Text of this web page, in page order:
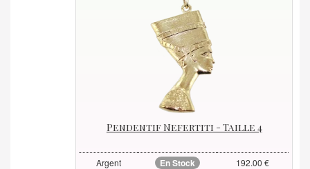
Pendentif Nefertiti - Taille 4
Argent En Stock 192.00 €